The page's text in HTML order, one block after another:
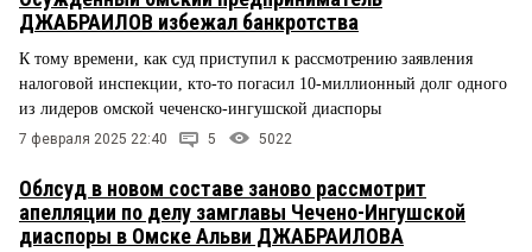
ДЖАБРАИЛОВ избежал банкротства
К тому времени, как суд приступил к рассмотрению заявления
налоговой инспекции, кто-то погасил 10-миллионный долг одного
из лидеров омской чеченско-ингушской диаспоры
7 февраля 2025 22:40 5 5022
Облсуд в новом составе заново рассмотрит
апелляции по делу замглавы Чечено-Ингушской
диаспоры в Омске Альви ДЖАБРАИЛОВА